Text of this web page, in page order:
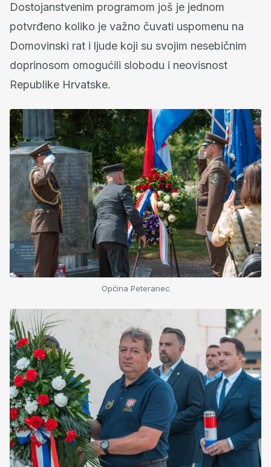
Dostojanstvenim programom još je jednom
potvrđeno koliko je važno čuvati uspomenu na
Domovinski rat i ljude koji su svojim nesebičnim
doprinosom omogućili slobodu i neovisnost
Republike Hrvatske.
Općina Peteranec